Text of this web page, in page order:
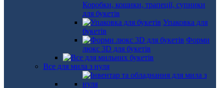
Коробки, кошики, трапеції, супники
для букетів
Упаковка для
букетів
Форми
люкс 3D для букетів
Все для мила з нуля